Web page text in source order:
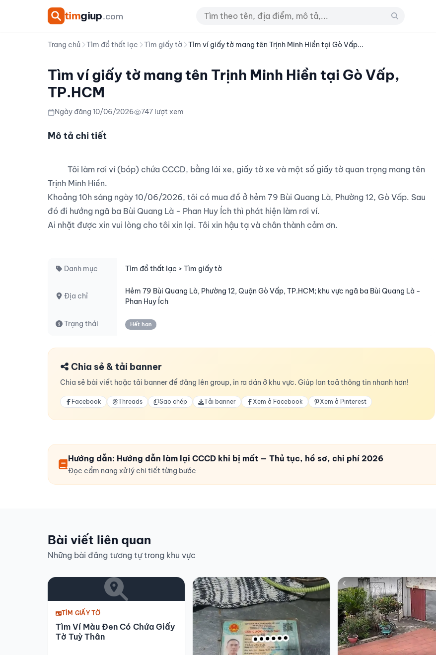
timgiup.com
Trang chủ Tìm đồ thất lạc Tìm giấy tờ Tìm ví giấy tờ mang tên Trịnh Minh Hiền tại Gò Vấp...
Tìm ví giấy tờ mang tên Trịnh Minh Hiền tại Gò Vấp,
TP.HCM
Ngày đăng 10/06/2026 747 lượt xem
Mô tả chi tiết
Trịnh Minh Hiền.
Khoảng 10h sáng ngày 10/06/2026, tôi có mua đồ ở hẻm 79 Bùi Quang Là, Phường 12, Gò Vấp. Sau
đó đi hướng ngã ba Bùi Quang Là - Phan Huy Ích thì phát hiện làm rơi ví.
Ai nhặt được xin vui lòng cho tôi xin lại. Tôi xin hậu tạ và chân thành cảm ơn.
Danh mục Tìm đồ thất lạc > Tìm giấy tờ
Địa chỉ
Hẻm 79 Bùi Quang Là, Phường 12, Quận Gò Vấp, TP.HCM; khu vực ngã ba Bùi Quang Là -
Phan Huy Ích
Trạng thái Hết hạn
Chia sẻ & tải banner
Chia sẻ bài viết hoặc tải banner để đăng lên group, in ra dán ở khu vực. Giúp lan toả thông tin nhanh hơn!
Facebook Threads Sao chép Tải banner Xem ở Facebook Xem ở Pinterest
Hướng dẫn: Hướng dẫn làm lại CCCD khi bị mất — Thủ tục, hồ sơ, chi phí 2026
Đọc cẩm nang xử lý chi tiết từng bước
Bài viết liên quan
Những bài đăng tương tự trong khu vực
TÌM GIẤY TỜ
Tìm Ví Màu Đen Có Chứa Giấy
Tờ Tuỳ Thân